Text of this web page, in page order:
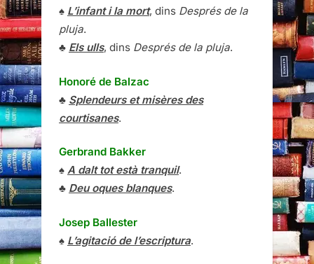
♠ L’infant i la mort, dins Després de la
pluja.
♣ Els ulls, dins Després de la pluja.
Honoré de Balzac
♣ Splendeurs et misères des
courtisanes.
Gerbrand Bakker
♠ A dalt tot està tranquil.
♣ Deu oques blanques.
Josep Ballester
♠ L’agitació de l’escriptura.